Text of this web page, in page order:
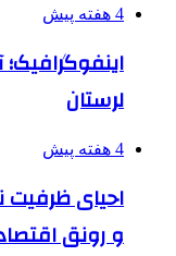
4 هفته پیش
لرستان
4 هفته پیش
احیای ظرفیت
و رونق